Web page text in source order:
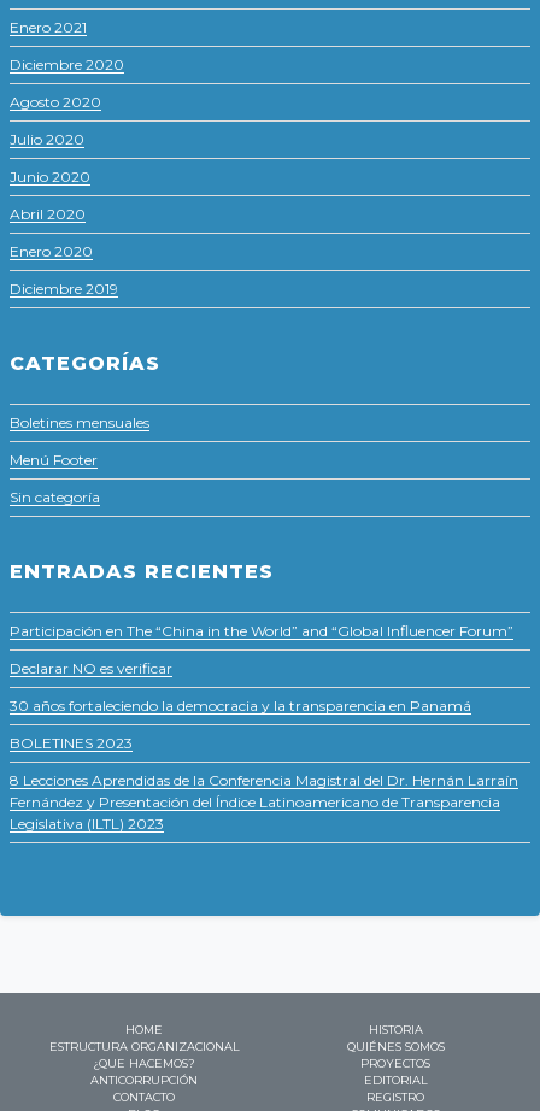
Enero 2021
Diciembre 2020
Agosto 2020
Julio 2020
Junio 2020
Abril 2020
Enero 2020
Diciembre 2019
CATEGORÍAS
Boletines mensuales
Menú Footer
Sin categoría
ENTRADAS RECIENTES
Participación en The “China in the World” and “Global Influencer Forum”
Declarar NO es verificar
30 años fortaleciendo la democracia y la transparencia en Panamá
BOLETINES 2023
8 Lecciones Aprendidas de la Conferencia Magistral del Dr. Hernán Larraín
Fernández y Presentación del Índice Latinoamericano de Transparencia
Legislativa (ILTL) 2023
HOME
HISTORIA
ESTRUCTURA ORGANIZACIONAL
QUIÉNES SOMOS
¿QUE HACEMOS?
PROYECTOS
ANTICORRUPCIÓN
EDITORIAL
CONTACTO
REGISTRO